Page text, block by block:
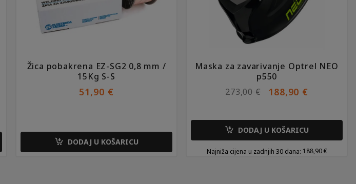
Žica pobakrena EZ-SG2 0,8 mm /
15Kg S-S
51,90 €
DODAJ U KOŠARICU
Maska za zavarivanje Optrel NEO
p550
273,00€
IZVORNA
CIJENA
JE:
273,00 €.
188,90 €
188,90 €.
DODAJ U KOŠARICU
Najniža cijena u zadnjih 30 dana: 188,90€